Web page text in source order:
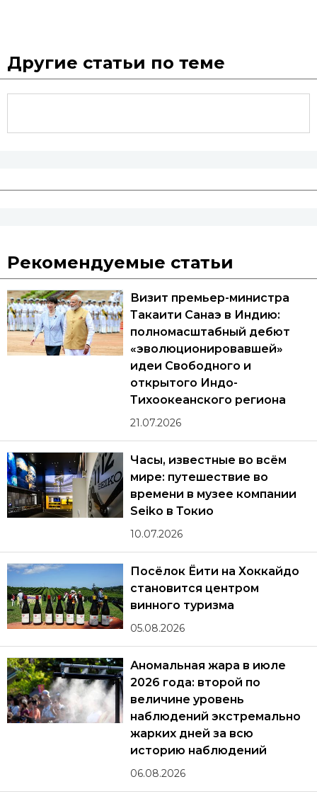
Другие статьи по теме
Рекомендуемые статьи
Визит премьер-министра
Такаити Санаэ в Индию:
полномасштабный дебют
«эволюционировавшей»
идеи Свободного и
открытого Индо-
Тихоокеанского региона
21.07.2026
Часы, известные во всём
мире: путешествие во
времени в музее компании
Seiko в Токио
10.07.2026
Посёлок Ёити на Хоккайдо
становится центром
винного туризма
05.08.2026
Аномальная жара в июле
2026 года: второй по
величине уровень
наблюдений экстремально
жарких дней за всю
историю наблюдений
06.08.2026